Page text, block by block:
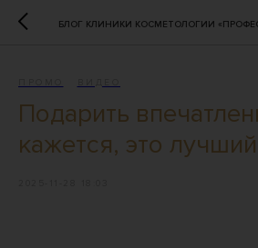
БЛОГ КЛИНИКИ КОСМЕТОЛОГИИ
Подарить
кажется, это